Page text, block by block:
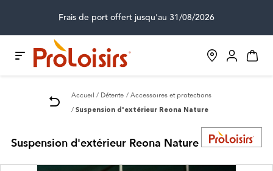
Frais de port offert jusqu'au 31/08/2026
Accueil Détente Accessoires et protections
Suspension d'extérieur Reona Nature
Suspension d'extérieur Reona Nature